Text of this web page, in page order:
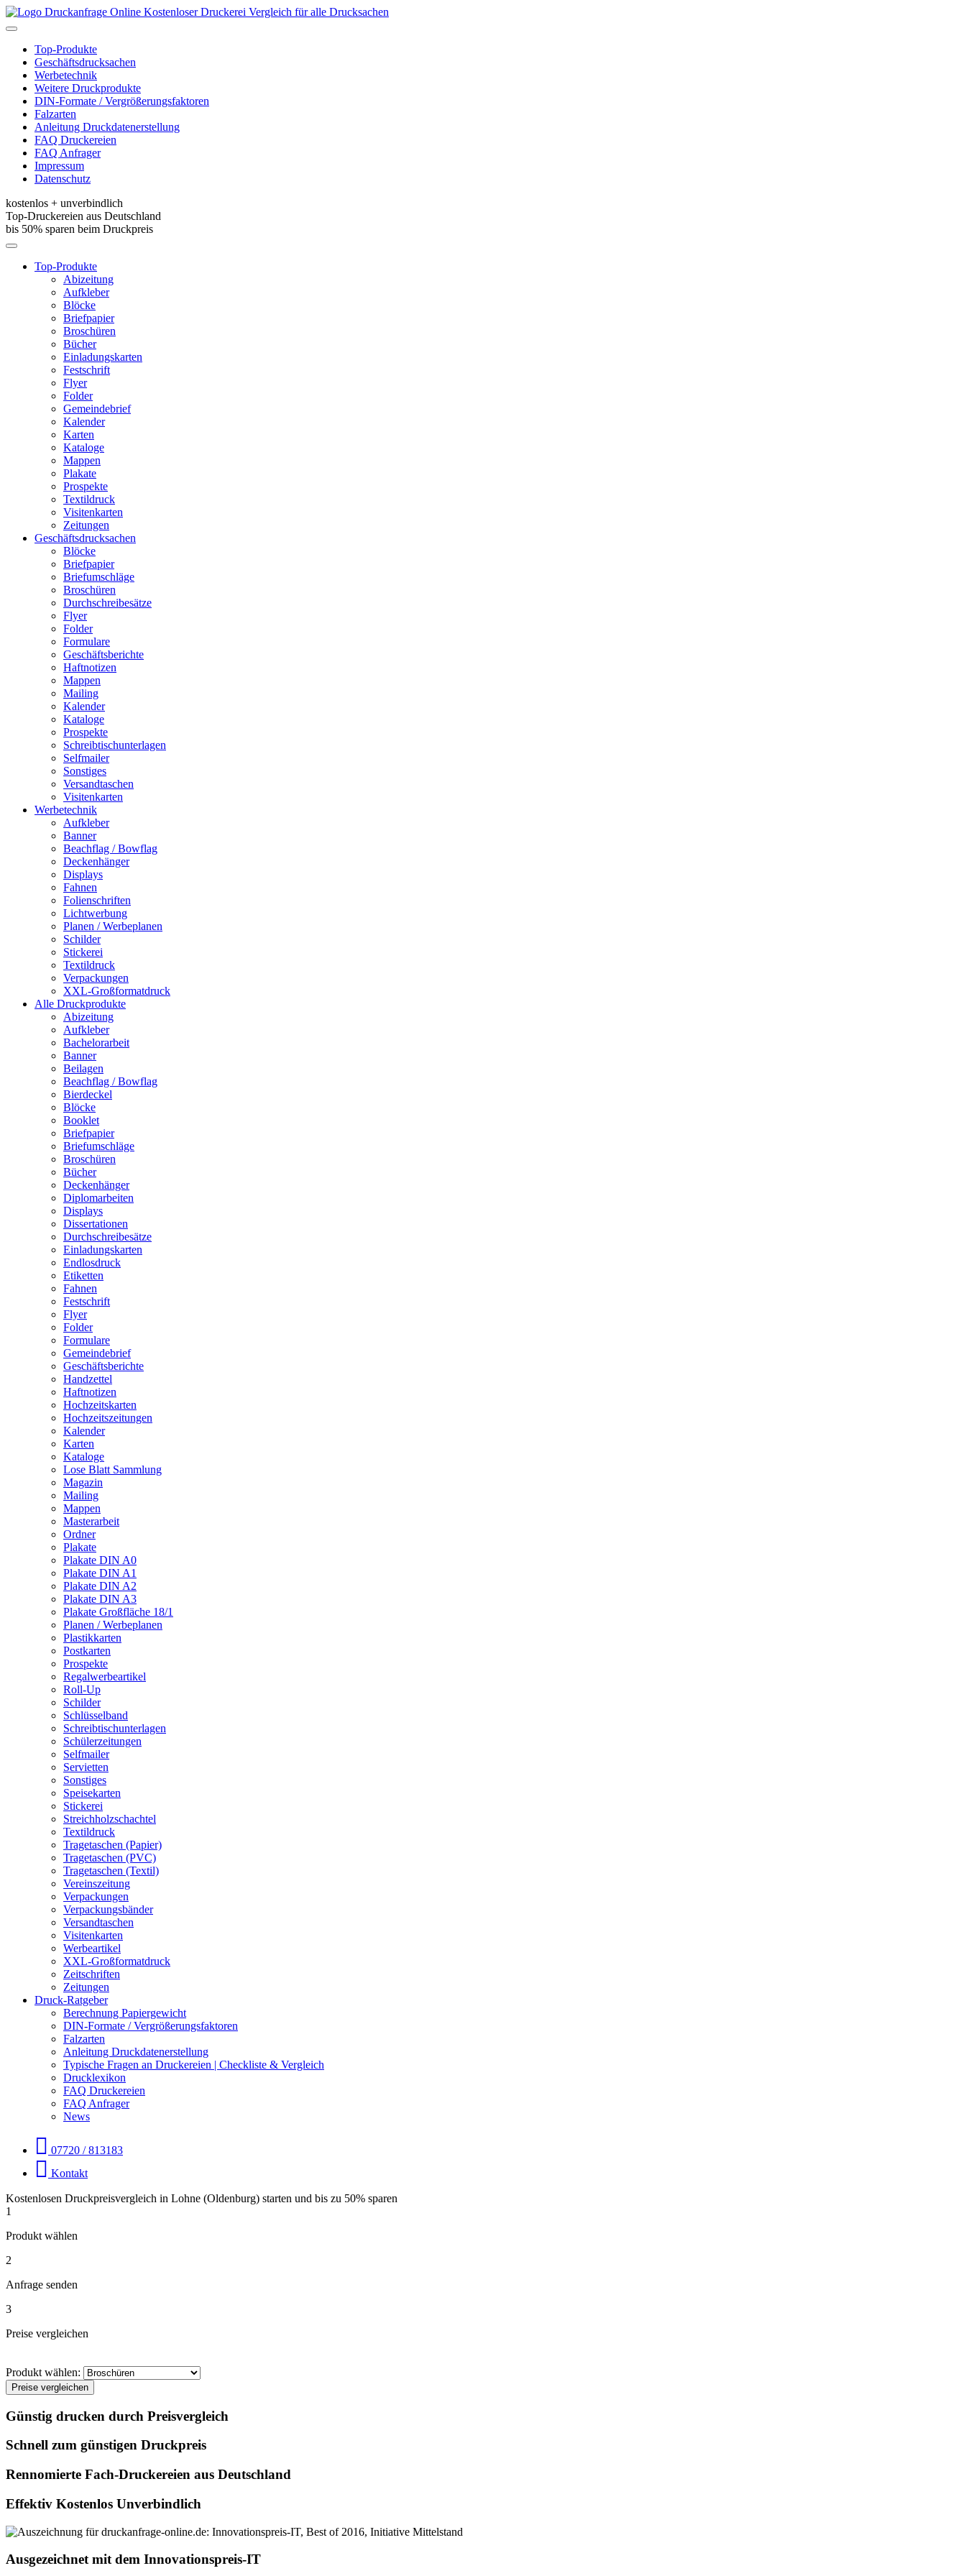
Kostenloser Druckerei Vergleich für alle Drucksachen
Toggle
navigationTop-Produkte
Geschäftsdrucksachen
Werbetechnik
Weitere Druckprodukte
DIN-Formate / Vergrößerungsfaktoren
Falzarten
Anleitung Druckdatenerstellung
FAQ Druckereien
FAQ Anfrager
Impressum
Datenschutz
kostenlos + unverbindlich
Top-Druckereien aus Deutschland
bis 50% sparen beim Druckpreis
Toggle
navigationTop-Produkte
Abizeitung
Aufkleber
Blöcke
Briefpapier
Broschüren
Bücher
Einladungskarten
Festschrift
Flyer
Folder
Gemeindebrief
Kalender
Karten
Kataloge
Mappen
Plakate
Prospekte
Textildruck
Visitenkarten
Zeitungen
Geschäftsdrucksachen
Blöcke
Briefpapier
Briefumschläge
Broschüren
Durchschreibesätze
Flyer
Folder
Formulare
Geschäftsberichte
Haftnotizen
Mappen
Mailing
Kalender
Kataloge
Prospekte
Schreibtischunterlagen
Selfmailer
Sonstiges
Versandtaschen
Visitenkarten
Werbetechnik
Aufkleber
Banner
Beachflag / Bowflag
Deckenhänger
Displays
Fahnen
Folienschriften
Lichtwerbung
Planen / Werbeplanen
Schilder
Stickerei
Textildruck
Verpackungen
XXL-Großformatdruck
Alle Druckprodukte
Abizeitung
Aufkleber
Bachelorarbeit
Banner
Beilagen
Beachflag / Bowflag
Bierdeckel
Blöcke
Booklet
Briefpapier
Briefumschläge
Broschüren
Bücher
Deckenhänger
Diplomarbeiten
Displays
Dissertationen
Durchschreibesätze
Einladungskarten
Endlosdruck
Etiketten
Fahnen
Festschrift
Flyer
Folder
Formulare
Gemeindebrief
Geschäftsberichte
Handzettel
Haftnotizen
Hochzeitskarten
Hochzeitszeitungen
Kalender
Karten
Kataloge
Lose Blatt Sammlung
Magazin
Mailing
Mappen
Masterarbeit
Ordner
Plakate
Plakate DIN A0
Plakate DIN A1
Plakate DIN A2
Plakate DIN A3
Plakate Großfläche 18/1
Planen / Werbeplanen
Plastikkarten
Postkarten
Prospekte
Regalwerbeartikel
Roll-Up
Schilder
Schlüsselband
Schreibtischunterlagen
Schülerzeitungen
Selfmailer
Servietten
Sonstiges
Speisekarten
Stickerei
Streichholzschachtel
Textildruck
Tragetaschen (Papier)
Tragetaschen (PVC)
Tragetaschen (Textil)
Vereinszeitung
Verpackungen
Verpackungsbänder
Versandtaschen
Visitenkarten
Werbeartikel
XXL-Großformatdruck
Zeitschriften
Zeitungen
Druck-Ratgeber
Berechnung Papiergewicht
DIN-Formate / Vergrößerungsfaktoren
Falzarten
Anleitung Druckdatenerstellung
Typische Fragen an Druckereien | Checkliste & Vergleich
Drucklexikon
FAQ Druckereien
FAQ Anfrager
News
07720 / 813183
Kontakt
Kostenlosen Druckpreisvergleich in Lohne (Oldenburg) starten und bis zu 50% sparen
1
Produkt wählen
2
Anfrage senden
3
Preise vergleichen
Produkt wählen:
Preise vergleichen
Günstig drucken durch Preisvergleich
Schnell zum günstigen Druckpreis
Rennomierte Fach-Druckereien aus Deutschland
Effektiv Kostenlos Unverbindlich
Ausgezeichnet mit dem Innovationspreis-IT